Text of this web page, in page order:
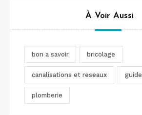
À Voir Aussi
bon a savoir bricolage
canalisations et reseaux guide
plomberie